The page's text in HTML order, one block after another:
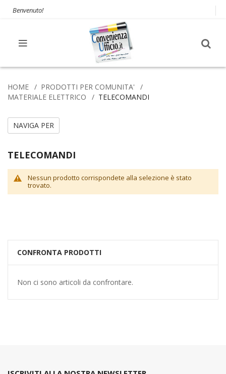
Benvenuto!
HOME
PRODOTTI PER COMUNITA'
MATERIALE ELETTRICO
TELECOMANDI
TELECOMANDI
Nessun prodotto corrispondete alla selezione è stato
trovato.
NAVIGA PER
CONFRONTA PRODOTTI
Non ci sono articoli da confrontare.